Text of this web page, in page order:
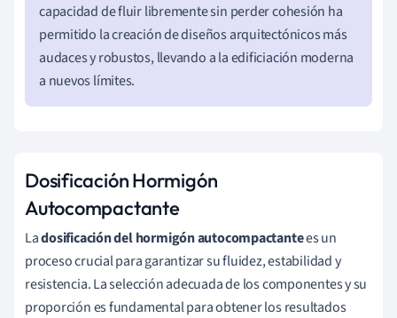
capacidad de fluir libremente sin perder cohesión ha
permitido la creación de diseños arquitectónicos más
audaces y robustos, llevando a la edificiación moderna
a nuevos límites.
Dosificación Hormigón
Autocompactante
Ladosificación del hormigón autocompactantees un
proceso crucial para garantizar su fluidez, estabilidad y
resistencia. La selección adecuada de los componentes y su
proporción es fundamental para obtener los resultados